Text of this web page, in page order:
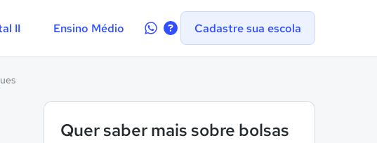
II Ensino Médio
Contate-Cadastre sua escola
Quer saber mais sobre bolsas